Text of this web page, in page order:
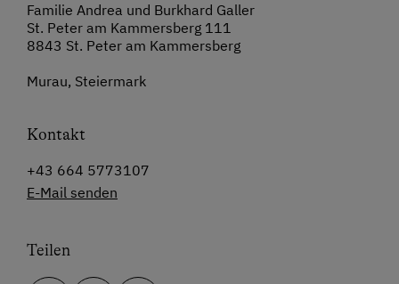
Familie Andrea und Burkhard Galler
St. Peter am Kammersberg 111
8843 St. Peter am Kammersberg
Murau, Steiermark
Kontakt
+43 664 5773107
E-Mail senden
Teilen